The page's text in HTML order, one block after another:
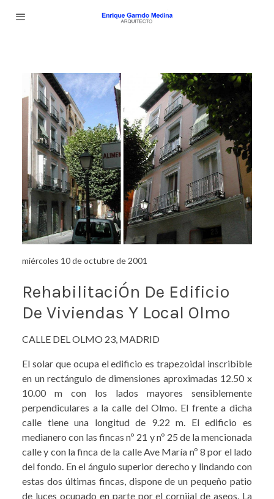
miércoles 10 de octubre de 2001
RehabilitaciÓn De Edificio
De Viviendas Y Local Olmo
CALLE DEL OLMO 23, MADRID
El solar que ocupa el edificio es trapezoidal inscribible
en un rectángulo de dimensiones aproximadas 12.50 x
10.00 m con los lados mayores sensiblemente
perpendiculares a la calle del Olmo. El frente a dicha
calle tiene una longitud de 9.22 m. El edificio es
medianero con las fincas nº 21 y nº 25 de la mencionada
calle y con la finca de la calle Ave María nº 8 por el lado
del fondo. En el ángulo superior derecho y lindando con
estas dos últimas fincas, dispone de un pequeño patio
de luces ocupado en parte por el cornijal de aseos. La